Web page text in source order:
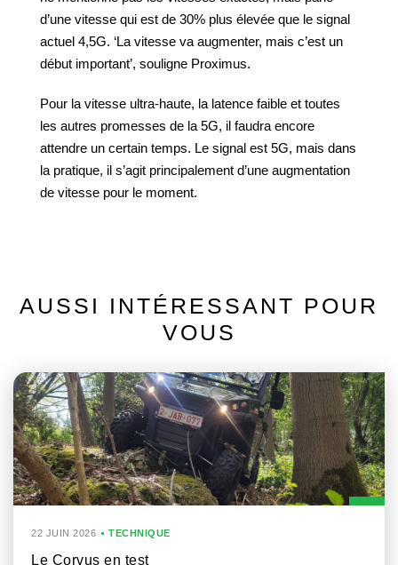
d’une vitesse qui est de 30% plus élevée que le signal
actuel 4,5G. ‘La vitesse va augmenter, mais c’est un
début important’, souligne Proximus.
Pour la vitesse ultra-haute, la latence faible et toutes
les autres promesses de la 5G, il faudra encore
attendre un certain temps. Le signal est 5G, mais dans
la pratique, il s’agit principalement d’une augmentation
de vitesse pour le moment.
AUSSI INTÉRESSANT POUR
VOUS
22 JUIN 2026 TECHNIQUE
Le Corvus en test